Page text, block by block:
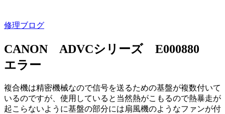
修理ブログ
CANON ADVCシリーズ E000880
エラー
複合機は精密機械なので信号を送るための基盤が複数付いて
いるのですが、使用していると当然熱がこもるので熱暴走が
起こらないように基盤の部分には扇風機のようなファンが付